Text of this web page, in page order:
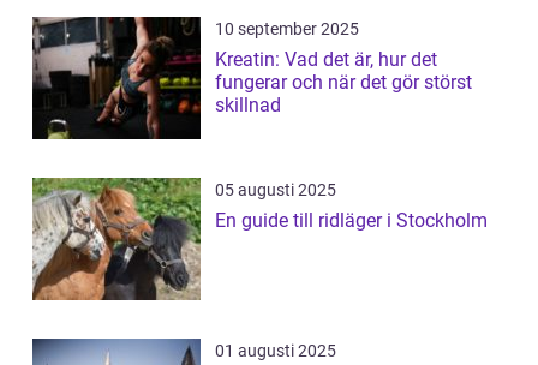
10 september 2025
Kreatin: Vad det är, hur det
fungerar och när det gör störst
skillnad
05 augusti 2025
En guide till ridläger i Stockholm
01 augusti 2025